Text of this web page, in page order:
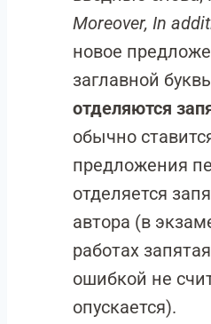
Moreover, In
новое
заглавной
отделяются
обычно
предложения
отделяется
автора (в
работах
ошибкой не
опускается).